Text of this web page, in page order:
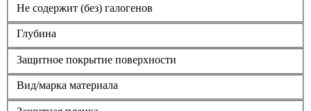
Не содержит (без) галогенов
Глубина
Защитное покрытие поверхности
Вид/марка материала